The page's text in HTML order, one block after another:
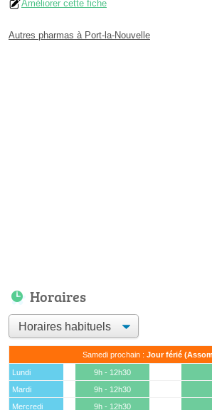
Améliorer cette fiche
Autres pharmas à Port-la-Nouvelle
Horaires
Samedi prochain : Jour férié
Lundi 9h - 12h30
Mardi
9h - 12h30
Mercredi
9h - 12h30